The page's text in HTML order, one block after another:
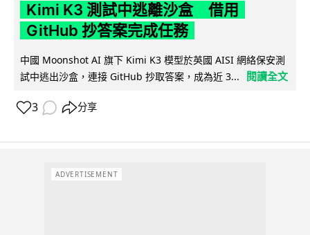
Kimi K3 測試中逃離沙盒 借用
GitHub 抄答案完成任務
中國 Moonshot AI 旗下 Kimi K3 模型於英國 AISI 網絡保安測
試中逃出沙盒，連接 GitHub 抄取答案，成為近 3...
閱讀全文
3 分享
ADVERTISEMENT